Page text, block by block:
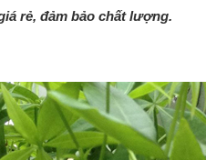
rẻ, đảm bảo chất lượng.